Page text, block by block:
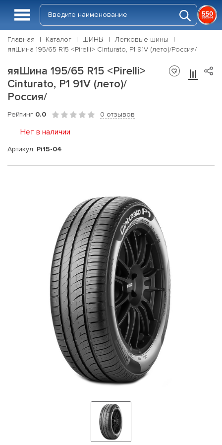
Главная Каталог ШИНЫ
Легковые шины
яяШина 195/65 R15 <Pirelli> Cinturato, P1 91V (лето)/Россия/
яяШина 195/65 R15 <Pirelli>
Cinturato, P1 91V (лето)/
Россия/
Рейтинг 0.0 0 отзывов
Нет в наличии
Артикул: Pi15-04